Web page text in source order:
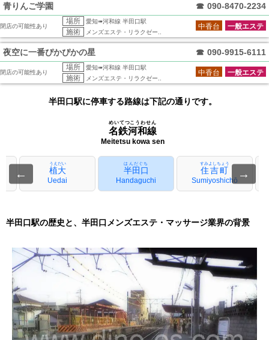
青りんご学園 ☎ 090-8470-2234
閉店の可能性あり
場所 愛知➠河和線 半田口駅
施術 メンズエステ・リラクゼー..
一般エステ
中香台
夜空に一番ぴかぴかの星 ☎ 090-9915-6111
閉店の可能性あり
場所 愛知➠河和線 半田口駅
施術 メンズエステ・リラクゼー..
一般エステ
中香台
半田口駅に停車する路線は下記の通りです。
名鉄河和線
めいてつこうわせん
Meitetsu kowa sen
← 植大
うえだい
Uedai
半田口
はんだぐち
Handaguchi
住吉町
すみよしちょう
Sumiyoshichō
→
半田口駅の歴史と、半田口メンズエステ・マッサージ業界の背景